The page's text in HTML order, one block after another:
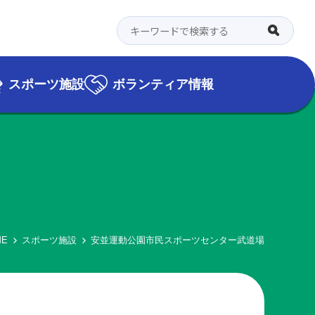
スポーツ施設 ボランティア情報
スポーツ施設 安並運動公園市民スポーツセンター武道場